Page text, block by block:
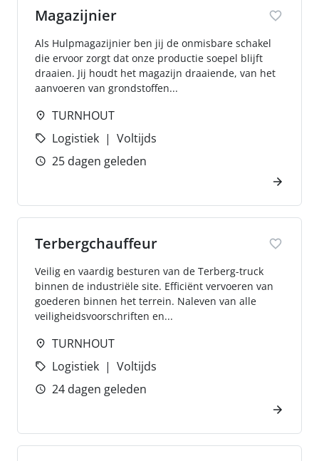
Magazijnier
Als Hulpmagazijnier ben jij de onmisbare schakel
die ervoor zorgt dat onze productie soepel blijft
draaien. Jij houdt het magazijn draaiende, van het
aanvoeren van grondstoffen...
TURNHOUT
Logistiek
Voltijds
25 dagen geleden
Terbergchauffeur
Veilig en vaardig besturen van de Terberg-truck
binnen de industriële site. Efficiënt vervoeren van
goederen binnen het terrein. Naleven van alle
veiligheidsvoorschriften en...
TURNHOUT
Logistiek
Voltijds
24 dagen geleden